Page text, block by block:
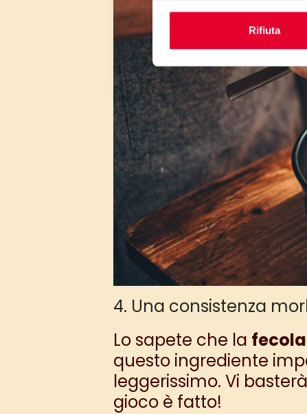
Rifiuta
4. Una consistenza
Lo sapete che la
questo ingrediente
leggerissimo. Vi
gioco è fatto!